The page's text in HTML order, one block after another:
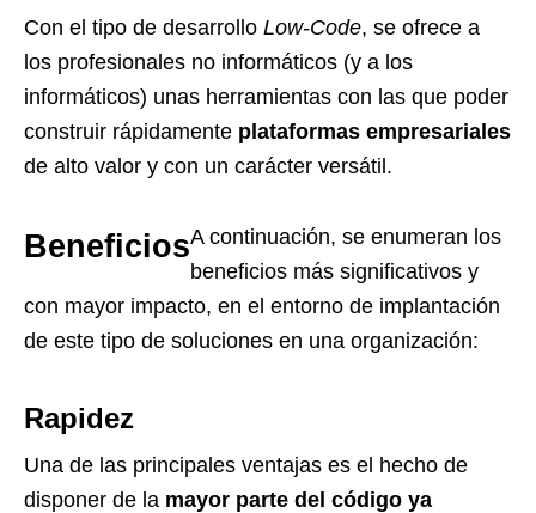
Con el tipo de desarrollo Low-Code, se ofrece a
los profesionales no informáticos (y a los
informáticos) unas herramientas con las que poder
construir rápidamente plataformas empresariales
de alto valor y con un carácter versátil.
BeneficiosA continuación, se enumeran los
beneficios más significativos y
con mayor impacto, en el entorno de implantación
de este tipo de soluciones en una organización:
Rapidez
Una de las principales ventajas es el hecho de
disponer de la mayor parte del código ya